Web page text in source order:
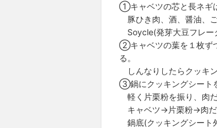
①キャベツの芯と長ネギ
豚ひき肉、酒、醤油、
Soycle(発芽大豆フレー
②キャベツの葉を１枚ず
る。
しんなりしたらクッキ
③鍋にクッキングシート
軽く片栗粉を振り、肉だ
キャベツ→片栗粉→肉だ
鍋底(クッキングシート